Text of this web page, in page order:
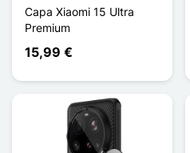
Capa Xiaomi 15 Ultra
Premium
15,99 €